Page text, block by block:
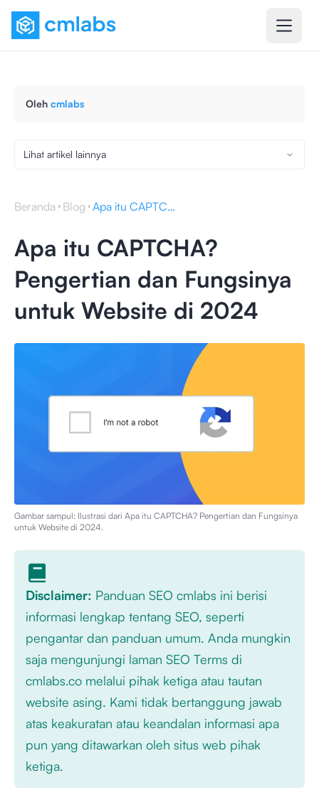
Oleh cmlabs
Lihat artikel lainnya
Beranda Blog Apa itu CAPTCHA? Pengertian dan Fungsinya untuk Website di 2024
Apa itu CAPTCHA?
Pengertian dan Fungsinya
untuk Website di 2024
Gambar sampul: Ilustrasi dari Apa itu CAPTCHA? Pengertian dan Fungsinya
untuk Website di 2024.
Disclaimer: Panduan SEO cmlabs ini berisi
informasi lengkap tentang SEO, seperti
pengantar dan panduan umum. Anda mungkin
saja mengunjungi laman SEO Terms di
cmlabs.co melalui pihak ketiga atau tautan
website asing. Kami tidak bertanggung jawab
atas keakuratan atau keandalan informasi apa
pun yang ditawarkan oleh situs web pihak
ketiga.